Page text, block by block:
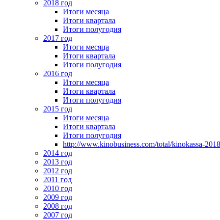
2018 год
Итоги месяца
Итоги квартала
Итоги полугодия
2017 год
Итоги месяца
Итоги квартала
Итоги полугодия
2016 год
Итоги месяца
Итоги квартала
Итоги полугодия
2015 год
Итоги месяца
Итоги квартала
Итоги полугодия
http://www.kinobusiness.com/total/kinokassa-
2014 год
2013 год
2012 год
2011 год
2010 год
2009 год
2008 год
2007 год